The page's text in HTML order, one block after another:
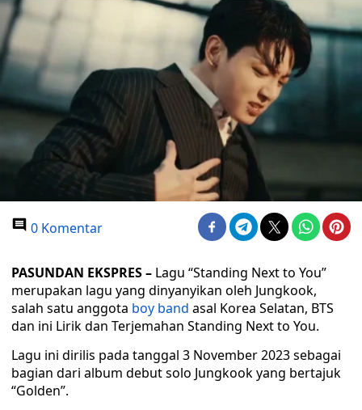
0 Komentar
PASUNDAN EKSPRES – Lagu “Standing Next to You”
merupakan lagu yang dinyanyikan oleh Jungkook,
salah satu anggota boy band asal Korea Selatan, BTS
dan ini Lirik dan Terjemahan Standing Next to You.
Lagu ini dirilis pada tanggal 3 November 2023 sebagai
bagian dari album debut solo Jungkook yang bertajuk
“Golden”.